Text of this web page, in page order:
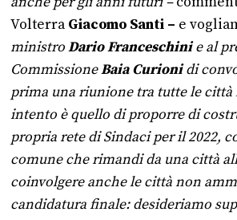
VolterraGiacomo Santi – e
ministroDarioFranceschinie al
CommissioneBaia Curionidi
prima una riunione tra tutte le
intento è quello di proporre di
propria rete di Sindaci per il 2022,
comune che rimandi da una città
coinvolgere anche le città non
candidatura finale: desideriamo